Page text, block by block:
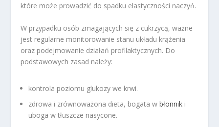
które może prowadzić do spadku elastyczności naczyń.
W przypadku osób zmagających się z cukrzycą, ważne
jest regularne monitorowanie stanu układu krążenia
oraz podejmowanie działań profilaktycznych. Do
podstawowych zasad należy:
kontrola poziomu glukozy we krwi.
zdrowa i zrównoważona dieta, bogata wbłonnik i
uboga w tłuszcze nasycone.